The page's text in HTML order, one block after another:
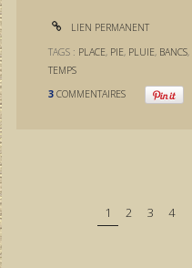
LIEN PERMANENT
TAGS : PLACE, PIE, PLUIE, BANCS,
TEMPS
3 COMMENTAIRES
1 2 3 4